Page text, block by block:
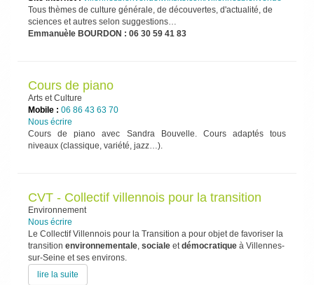
Tous thèmes de culture générale, de découvertes, d'actualité, de
sciences et autres selon suggestions…
Emmanuèle BOURDON : 06 30 59 41 83
Cours de piano
Arts et Culture
Mobile : 06 86 43 63 70
Nous écrire
Cours de piano avec Sandra Bouvelle. Cours adaptés tous
niveaux (classique, variété, jazz…).
CVT - Collectif villennois pour la transition
Environnement
Nous écrire
Le Collectif Villennois pour la Transition a pour objet de favoriser la
transition environnementale, sociale etdémocratique à Villennes-
sur-Seine et ses environs.
lire la suite